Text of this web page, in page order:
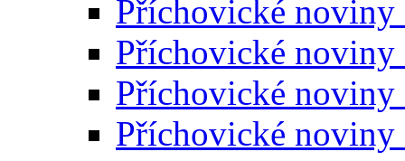
Příchovické noviny
Příchovické noviny
Příchovické noviny
Příchovické noviny